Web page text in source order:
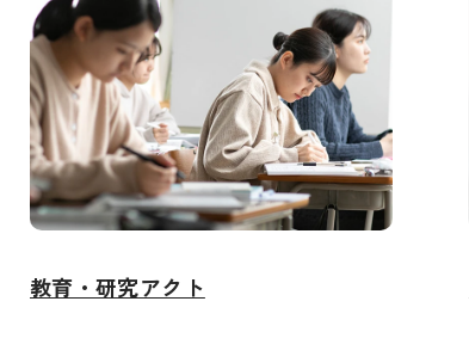
教育・研究アクト